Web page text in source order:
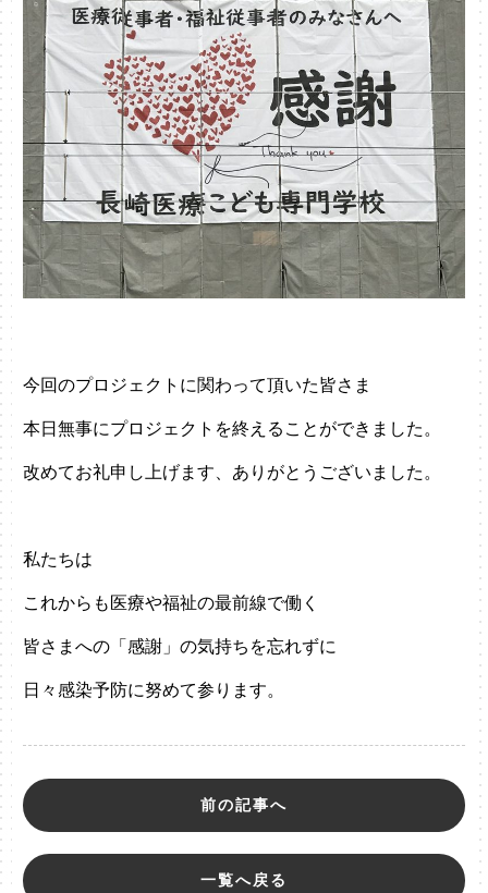
今回のプロジェクトに関わって頂いた皆さま
本日無事にプロジェクトを終えることができました。
改めてお礼申し上げます、ありがとうございました。
私たちは
これからも医療や福祉の最前線で働く
皆さまへの「感謝」の気持ちを忘れずに
日々感染予防に努めて参ります。
前の記事へ
一覧へ戻る